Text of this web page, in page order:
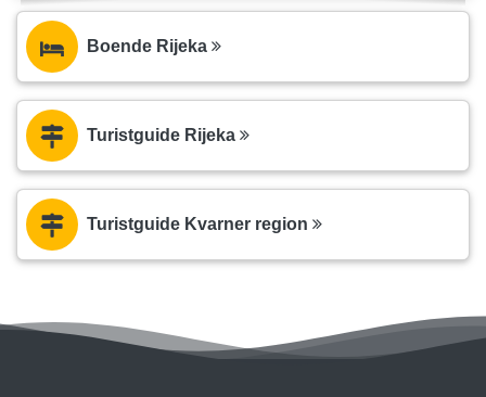
Boende Rijeka
Turistguide Rijeka
Turistguide Kvarner region